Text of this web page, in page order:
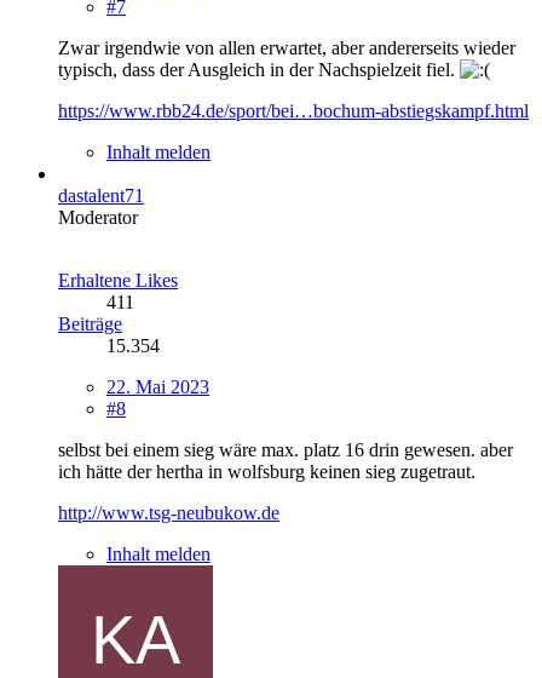
#7
Zwar irgendwie von allen erwartet, aber andererseits wieder
typisch, dass der Ausgleich in der Nachspielzeit fiel.
https://www.rbb24.de/sport/bei…bochum-abstiegskampf.html
Inhalt melden
dastalent71
Moderator
Erhaltene Likes
411
Beiträge
15.354
22. Mai 2023
#8
selbst bei einem sieg wäre max. platz 16 drin gewesen. aber
ich hätte der hertha in wolfsburg keinen sieg zugetraut.
http://www.tsg-neubukow.de
Inhalt melden